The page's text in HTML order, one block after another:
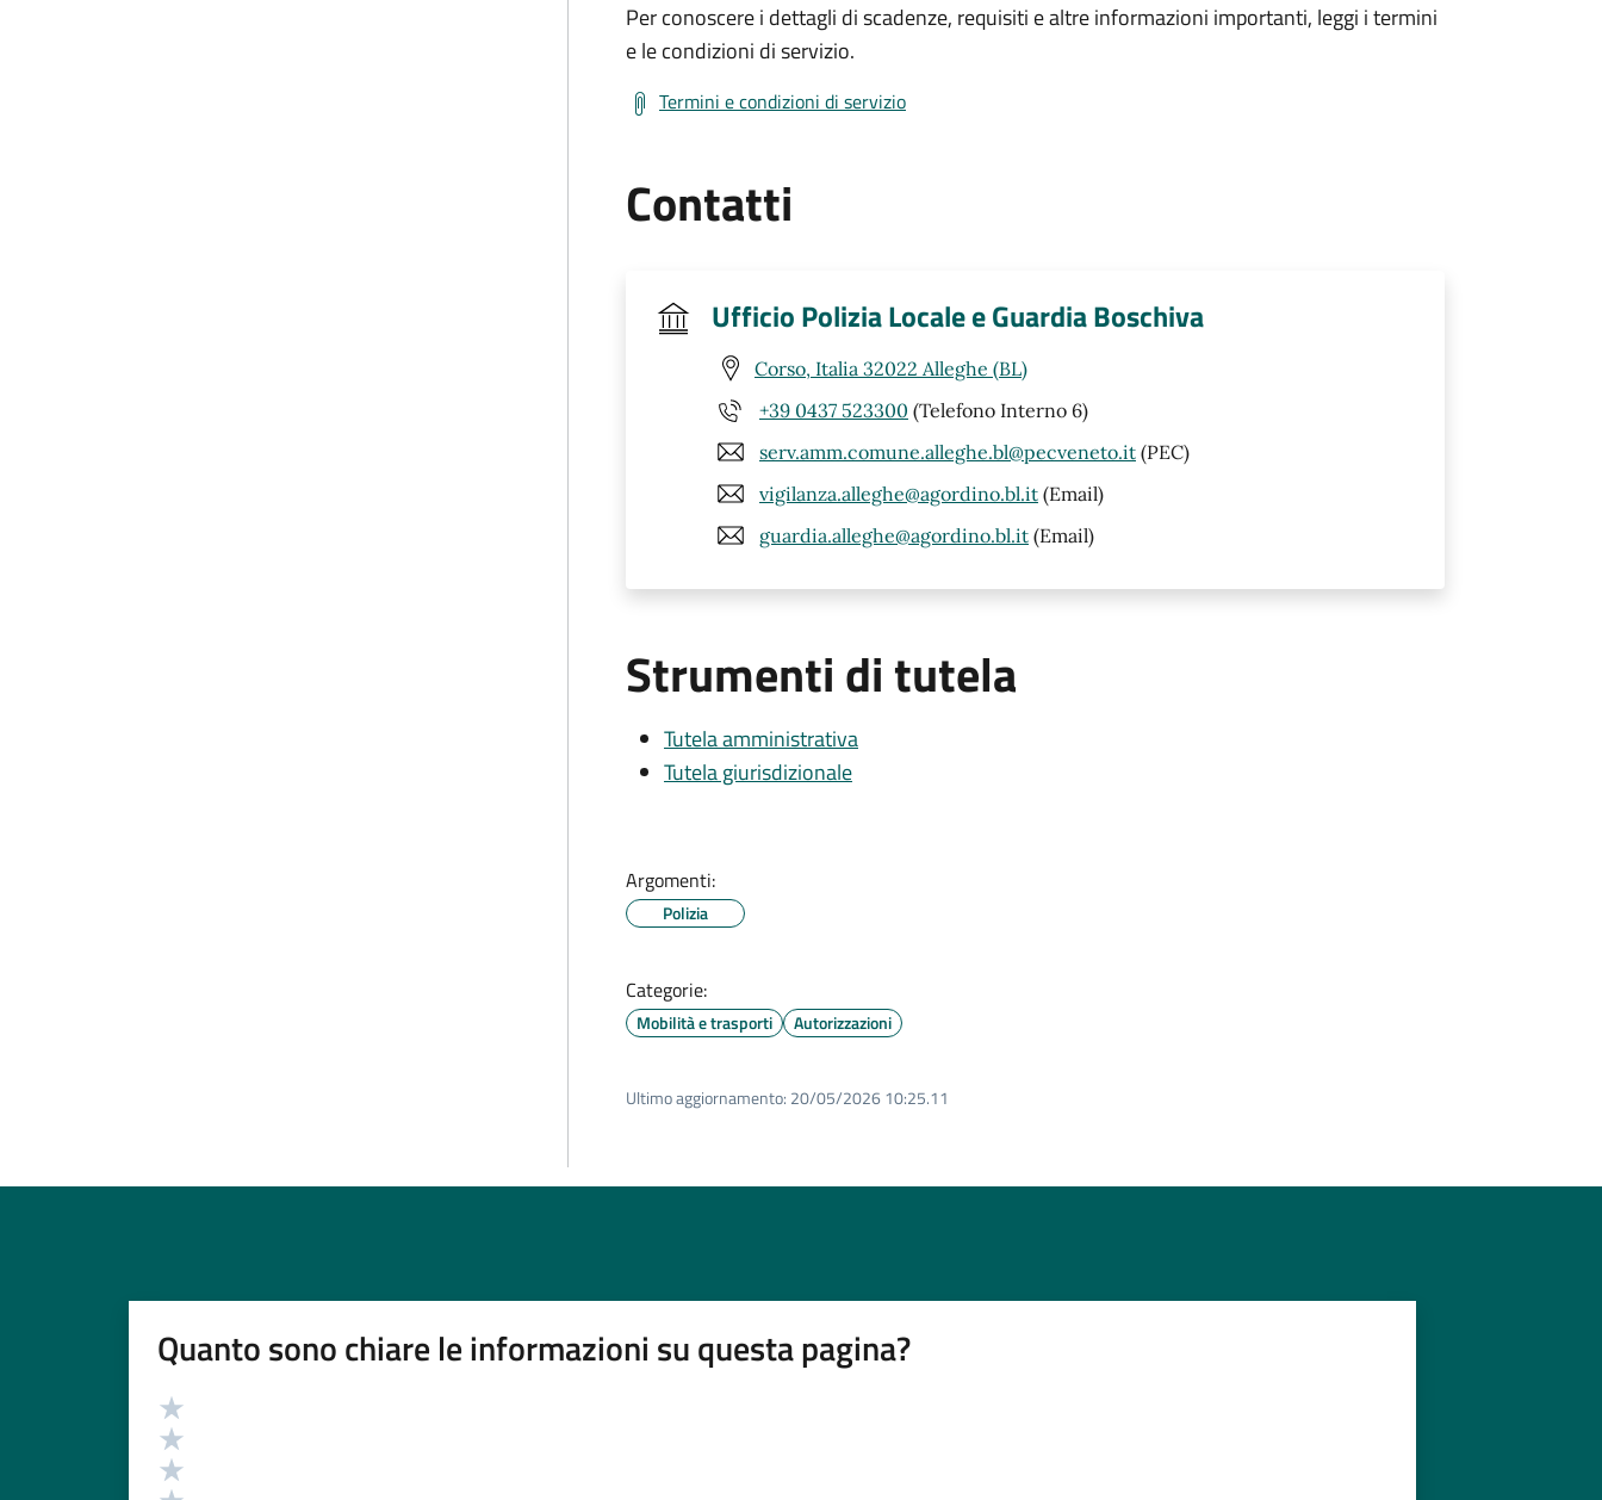
Per conoscere i dettagli di scadenze, requisiti e altre informazioni importanti, leggi i termini
e le condizioni di servizio.
Termini e condizioni di servizio
Contatti
Ufficio Polizia Locale e Guardia Boschiva
Corso, Italia 32022 Alleghe (BL)
+39 0437 523300 (Telefono Interno 6)
serv.amm.comune.alleghe.bl@pecveneto.it (PEC)
vigilanza.alleghe@agordino.bl.it (Email)
guardia.alleghe@agordino.bl.it (Email)
Strumenti di tutela
Tutela amministrativa
Tutela giurisdizionale
Argomenti:
Polizia
Categorie:
Mobilità e trasporti Autorizzazioni
Ultimo aggiornamento: 20/05/2026 10:25.11
Quanto sono chiare le informazioni su questa pagina?
Valutazione